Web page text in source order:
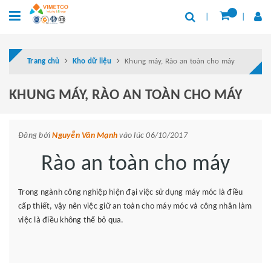
Trang chủ Kho dữ liệu Khung máy, Rào an toàn cho máy
KHUNG MÁY, RÀO AN TOÀN CHO MÁY
Đăng bởiNguyễn Văn Mạnh vào lúc 06/10/2017
Rào an toàn cho máy
Trong ngành công nghiệp hiện đại việc sử dụng máy móc là điều
cấp thiết, vậy nên việc giữ an toàn cho máy móc và công nhân làm
việc là điều không thể bỏ qua.